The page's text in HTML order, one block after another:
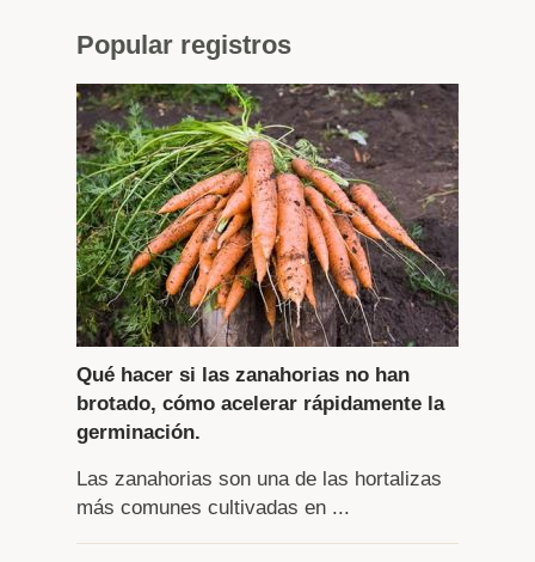
Popularregistros
Qué hacer si las zanahorias no han
brotado, cómo acelerar rápidamente la
germinación.
Las zanahorias son una de las hortalizas
más comunes cultivadas en ...